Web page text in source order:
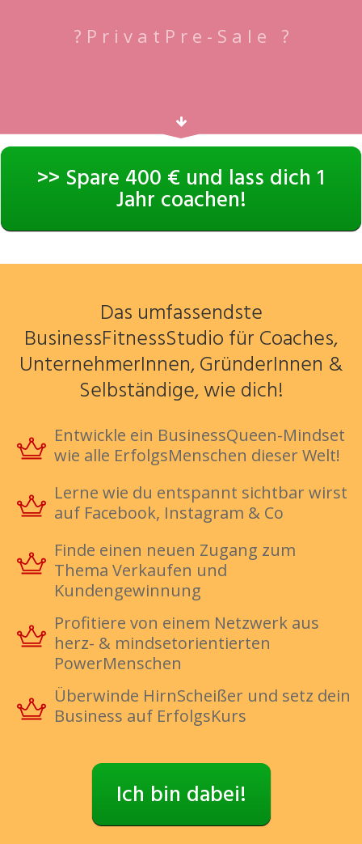
? PrivatPre-Sale ?
>> Spare 400 € und lass dich 1
Jahr coachen!
Das umfassendste
BusinessFitnessStudio für Coaches,
UnternehmerInnen, GründerInnen &
Selbständige, wie dich!
Entwickle ein BusinessQueen-Mindset
wie alle ErfolgsMenschen dieser Welt!
Lerne wie du entspannt sichtbar wirst
auf Facebook, Instagram & Co
Finde einen neuen Zugang zum
Thema Verkaufen und
Kundengewinnung
Profitiere von einem Netzwerk aus
herz- & mindsetorientierten
PowerMenschen
Überwinde HirnScheißer und setz dein
Business auf ErfolgsKurs
Ich bin dabei!